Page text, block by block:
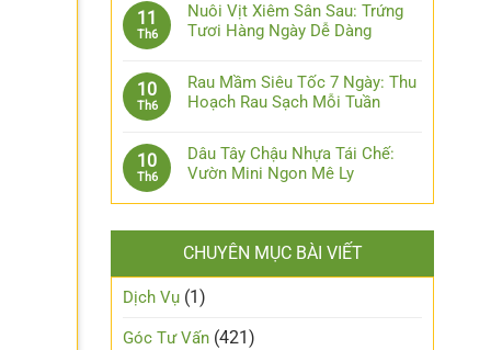
11
Th6
Nuôi Vịt Xiêm Sân Sau: Trứng
Tươi Hàng Ngày Dễ Dàng
10
Th6
Rau Mầm Siêu Tốc 7 Ngày: Thu
Hoạch Rau Sạch Mỗi Tuần
10
Th6
Dâu Tây Chậu Nhựa Tái Chế:
Vườn Mini Ngon Mê Ly
CHUYÊN MỤC BÀI VIẾT
Dịch Vụ (1)
Góc Tư Vấn (421)